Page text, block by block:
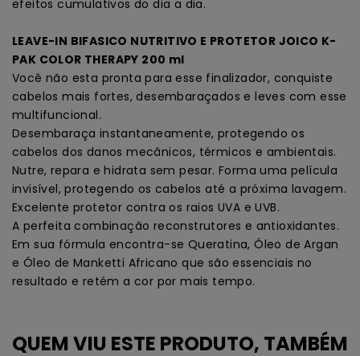
efeitos cumulativos do dia a dia.
LEAVE-IN BIFASICO NUTRITIVO E PROTETOR JOICO K-
PAK COLOR THERAPY 200 ml
Você não esta pronta para esse finalizador, conquiste
cabelos mais fortes, desembaraçados e leves com esse
multifuncional.
Desembaraça instantaneamente, protegendo os
cabelos dos danos mecânicos, térmicos e ambientais.
Nutre, repara e hidrata sem pesar. Forma uma película
invisível, protegendo os cabelos até a próxima lavagem.
Excelente protetor contra os raios UVA e UVB.
A perfeita combinação reconstrutores e antioxidantes.
Em sua fórmula encontra-se Queratina, Óleo de Argan
e Óleo de Manketti Africano que são essenciais no
resultado e retém a cor por mais tempo.